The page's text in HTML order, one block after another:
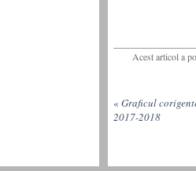
Acest articol a
« Graficul
2017-2018